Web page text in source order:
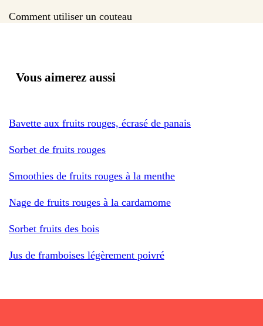
Comment utiliser un couteau
Vous aimerez aussi
Bavette aux fruits rouges, écrasé de panais
Sorbet de fruits rouges
Smoothies de fruits rouges à la menthe
Nage de fruits rouges à la cardamome
Sorbet fruits des bois
Jus de framboises légèrement poivré